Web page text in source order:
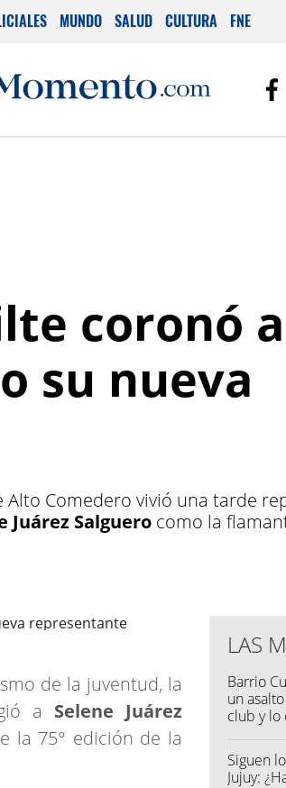
MUNDO SALUD CULTURA FNE
coronó
su nueva
Comedero vivió una tarde
Juárez Salguero como la
de la juventud, la
a Selene Juárez
la 75° edición de la
LAS
Barrio
un
club y lo
Siguen
Jujuy: